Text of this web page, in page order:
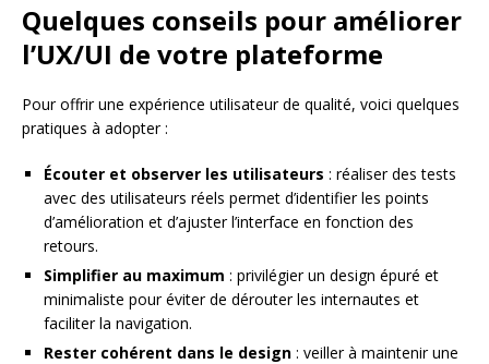
Quelques conseils pour améliorer
l’UX/UI de votre plateforme
Pour offrir une expérience utilisateur de qualité, voici quelques
pratiques à adopter :
Écouter et observer les utilisateurs : réaliser des tests
avec des utilisateurs réels permet d’identifier les points
d’amélioration et d’ajuster l’interface en fonction des
retours.
Simplifier au maximum : privilégier un design épuré et
minimaliste pour éviter de dérouter les internautes et
faciliter la navigation.
Rester cohérent dans le design : veiller à maintenir une